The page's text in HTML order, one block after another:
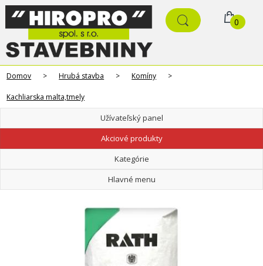
0
Domov > Hrubá stavba > Komíny >
Kachliarska malta,tmely
Užívateľský panel
Akciové produkty
Kategórie
Hlavné menu